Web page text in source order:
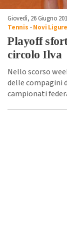
Giovedì, 26 Giugno
Tennis -Novi Ligure
Playoff
circolo Ilva
Nello scorso
delle compagini
campionati